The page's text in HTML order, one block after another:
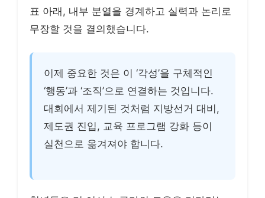
표 아래, 내부 분열을 경계하고 실력과 논리로
무장할 것을 결의했습니다.
이제 중요한 것은 이 ‘각성’을 구체적인
‘행동’과 ‘조직’으로 연결하는 것입니다.
대회에서 제기된 것처럼 지방선거 대비,
제도권 진입, 교육 프로그램 강화 등이
실천으로 옮겨져야 합니다.